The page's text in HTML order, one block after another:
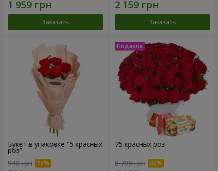
Заказать Заказать
Букет в упаковке "5 красных
роз"
940 грн
75 красных роз
8 799 грн